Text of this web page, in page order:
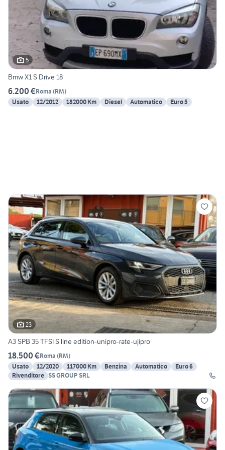
5
Bmw X1 S Drive 18
6.200 €Roma (RM)
Usato
12/2012 182000 Km Diesel Automatico Euro 5
23
A3 SPB 35 TFSI S line edition-unipro-rate-ujipro
18.500 €Roma (RM)
Usato
12/2020 117000 Km Benzina Automatico
Euro 6
Rivenditore SS GROUP SRL